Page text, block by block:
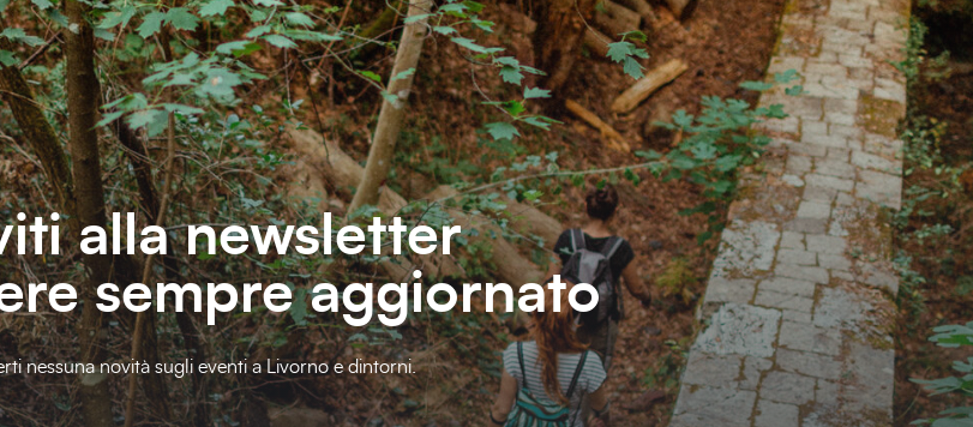
alla newsletter
sempre aggiornato
nessuna novità sugli eventi a Livorno e dintorni.